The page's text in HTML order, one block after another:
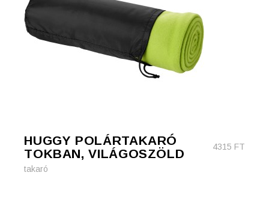
HUGGY POLÁRTAKARÓ
TOKBAN, VILÁGOSZÖLD
4315 FT
takaró